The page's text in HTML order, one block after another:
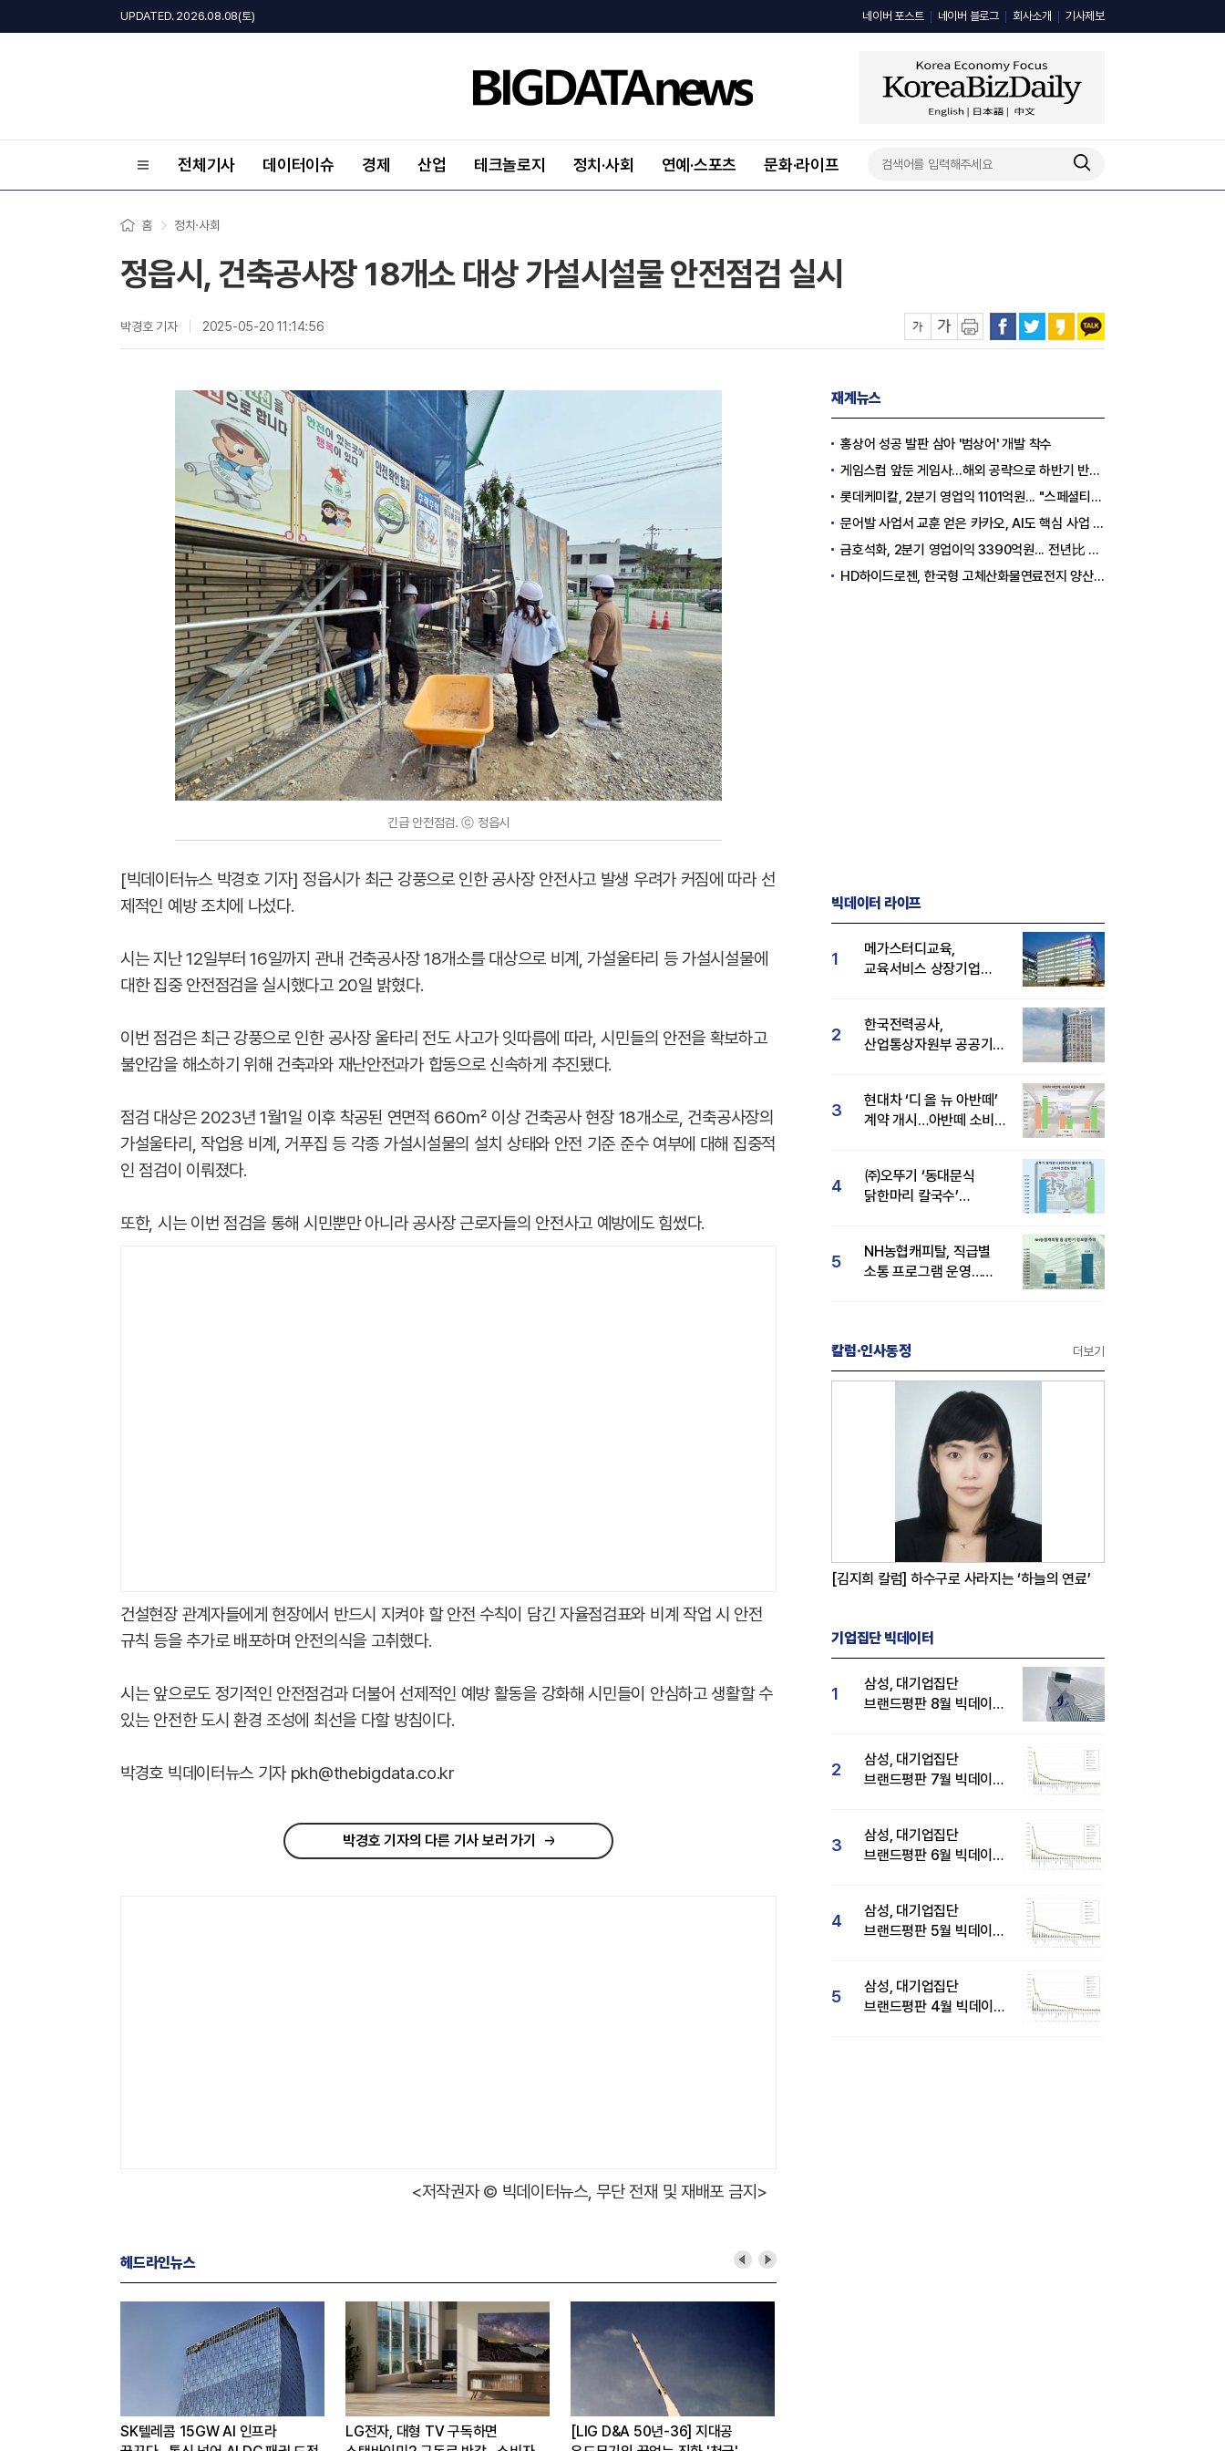
UPDATED. 2026.08.08(토) 네이버 포스트 네이버 블로그 회사소개 기사제보
전체기사 데이터이슈 경제 산업 테크놀로지 정치·사회 연예·스포츠 문화·라이프
홈 정치·사회
정읍시, 건축공사장 18개소 대상 가설시설물 안전점검 실시
박경호 기자 2025-05-20 11:14:56
긴급 안전점검. ⓒ 정읍시
[빅데이터뉴스 박경호 기자] 정읍시가 최근 강풍으로 인한 공사장 안전사고 발생 우려가 커짐에 따라 선
제적인 예방 조치에 나섰다.
시는 지난 12일부터 16일까지 관내 건축공사장 18개소를 대상으로 비계, 가설울타리 등 가설시설물에
대한 집중 안전점검을 실시했다고 20일 밝혔다.
이번 점검은 최근 강풍으로 인한 공사장 울타리 전도 사고가 잇따름에 따라, 시민들의 안전을 확보하고
불안감을 해소하기 위해 건축과와 재난안전과가 합동으로 신속하게 추진됐다.
점검 대상은 2023년 1월1일 이후 착공된 연면적 660㎡ 이상 건축공사 현장 18개소로, 건축공사장의
가설울타리, 작업용 비계, 거푸집 등 각종 가설시설물의 설치 상태와 안전 기준 준수 여부에 대해 집중적
인 점검이 이뤄졌다.
또한, 시는 이번 점검을 통해 시민뿐만 아니라 공사장 근로자들의 안전사고 예방에도 힘썼다.
건설현장 관계자들에게 현장에서 반드시 지켜야 할 안전 수칙이 담긴 자율점검표와 비계 작업 시 안전
규칙 등을 추가로 배포하며 안전의식을 고취했다.
시는 앞으로도 정기적인 안전점검과 더불어 선제적인 예방 활동을 강화해 시민들이 안심하고 생활할 수
있는 안전한 도시 환경 조성에 최선을 다할 방침이다.
박경호 빅데이터뉴스 기자 pkh@thebigdata.co.kr
박경호 기자의 다른 기사 보러 가기
<저작권자 © 빅데이터뉴스, 무단 전재 및 재배포 금지>
헤드라인뉴스
SK텔레콤 15GW AI 인프라
LG전자, 대형 TV 구독하면
[LIG D&A 50년-36] 지대공
재계뉴스
홍상어 성공 발판 삼아 '범상어' 개발 착수
게임스컴 앞둔 게임사…해외 공략으로 하반기 반등 꾀한다
롯데케미칼, 2분기 영업익 1101억원... "스페셜티 전환 가속"
문어발 사업서 교훈 얻은 카카오, AI도 핵심 사업 '선택과 집중'
금호석화, 2분기 영업이익 3390억원... 전년比 419% 급증
HD하이드로젠, 한국형 고체산화물연료전지 양산체계 구축
빅데이터 라이프
1
메가스터디교육,
교육서비스 상장기업
2
한국전력공사,
산업통상자원부 공공기관
3
현대차 ‘디 올 뉴 아반떼’
계약 개시…아반떼 소비자
4
㈜오뚜기 ‘동대문식
닭한마리 칼국수’
5
NH농협캐피탈, 직급별
소통 프로그램 운영…
칼럼·인사동정 더보기
[김지희 칼럼] 하수구로 사라지는 ‘하늘의 연료’
기업집단 빅데이터
1
삼성, 대기업집단
브랜드평판 8월 빅데이터
2
삼성, 대기업집단
브랜드평판 7월 빅데이터
3
삼성, 대기업집단
브랜드평판 6월 빅데이터
4
삼성, 대기업집단
브랜드평판 5월 빅데이터
5
삼성, 대기업집단
브랜드평판 4월 빅데이터